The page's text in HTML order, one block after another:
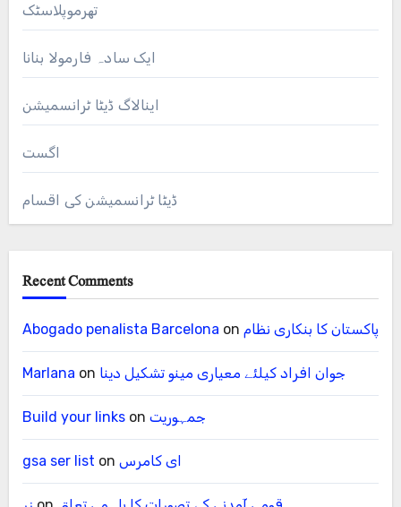
تھرموپلاسٹک
ایک سادہ فارمولا بنانا
اینالاگ ڈیٹا ٹرانسمیشن
اگست
ڈیٹا ٹرانسمیشن کی اقسام
Recent Comments
Abogado penalista Barcelona on پاکستان کا بنکاری نظام
Marlana on جوان افراد کیلئے معیاری مینو تشکیل دینا
Build your linkson جمہوریت
gsa ser list on ای کامرس